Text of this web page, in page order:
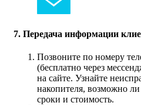
7. Передача информации
Позвоните по номеру
(бесплатно через
на сайте. Узнайте
накопителя, возможно
сроки и стоимость.